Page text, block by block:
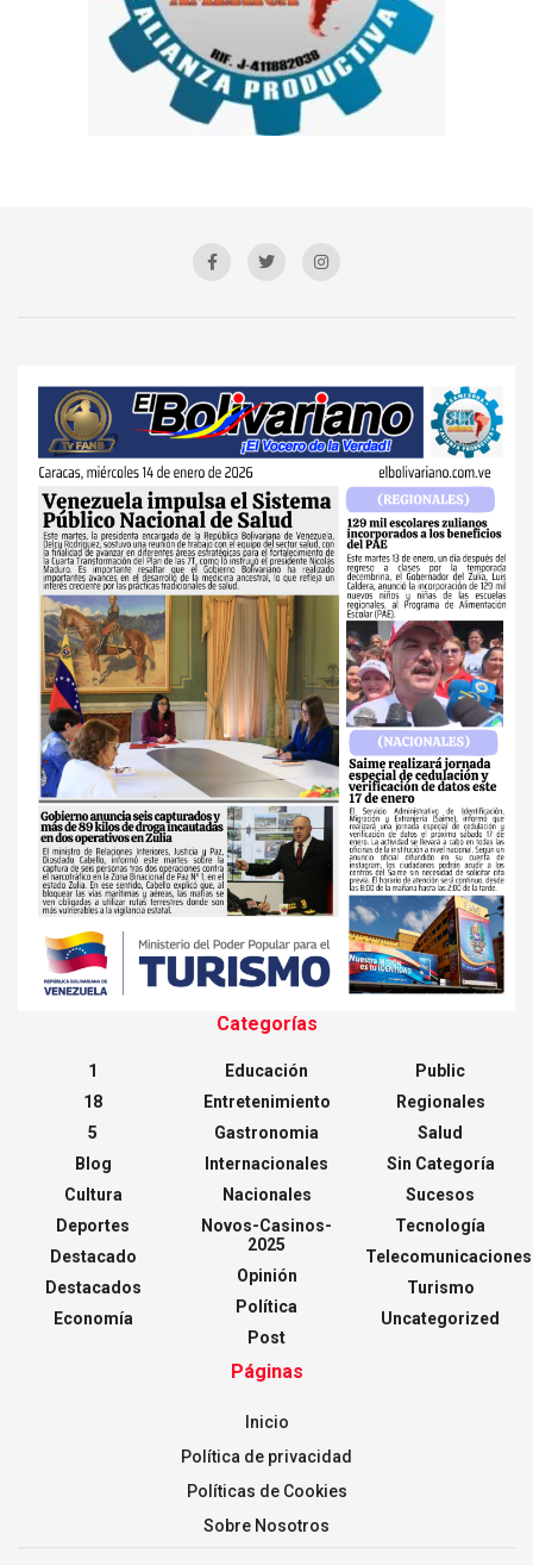
Categorías
1
18
5
Blog
Cultura
Deportes
Destacado
Destacados
Economía
Educación
Entretenimiento
Gastronomia
Internacionales
Nacionales
Novos-Casinos-
2025
Opinión
Política
Post
Public
Regionales
Salud
Sin Categoría
Sucesos
Tecnología
Telecomunicaciones
Turismo
Uncategorized
Páginas
Inicio
Política de privacidad
Políticas de Cookies
Sobre Nosotros